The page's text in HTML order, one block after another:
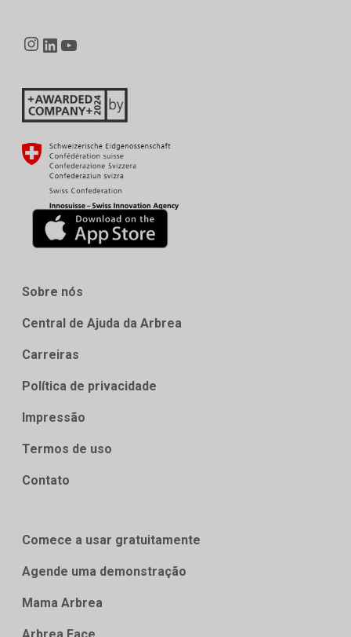
Instagram
LinkedIn
Sobre nós
Central de Ajuda da Arbrea
Carreiras
Política de privacidade
Impressão
Termos de uso
Contato
Comece a usar gratuitamente
Agende uma demonstração
Mama Arbrea